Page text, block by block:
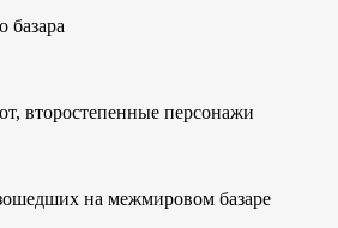
базара
второстепенные персонажи
на межмировом базаре